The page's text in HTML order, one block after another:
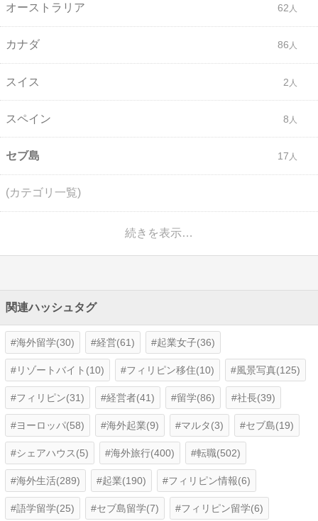
オーストラリア 62
カナダ 86
スイス 2
スペイン 8
セブ島 17
(カテゴリ一覧)
続きを表示…
関連ハッシュタグ
海外留学(30) 経営(61) 起業女子(36)
リゾートバイト(10) フィリピン移住(10) 風景写真(125)
フィリピン(31) 経営者(41) 留学(86) 社長(39)
ヨーロッパ(58) 海外起業(9) マルタ(3) セブ島(19)
シェアハウス(5) 海外旅行(400) 転職(502)
海外生活(289) 起業(190) フィリピン情報(6)
語学留学(25) セブ島留学(7) フィリピン留学(6)